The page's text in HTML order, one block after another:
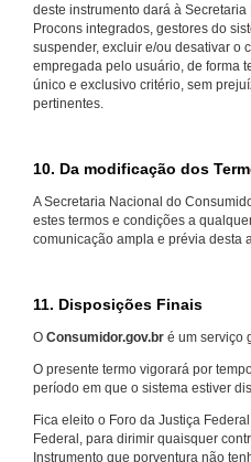
deste instrumento dará à
Procons integrados, gestores do
suspender, excluir e/ou desativar o
empregada pelo usuário, de forma
único e exclusivo critério, sem
pertinentes.
10. Da modificação dos
A Secretaria Nacional do
estes termos e condições a
comunicação ampla e prévia desta
11. Disposições Finais
O Consumidor.gov.br é um serviço
O presente termo vigorará por
período em que o sistema estiver
Fica eleito o Foro da Justiça
Federal, para dirimir quaisquer
Instrumento que porventura não